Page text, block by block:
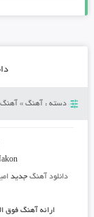
دسته : آهنگ» آهنگ
دانلود آهنگ جدید
ارائه آهنگ فوق